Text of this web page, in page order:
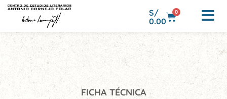
S/
0.00
0
FICHA TÉCNICA